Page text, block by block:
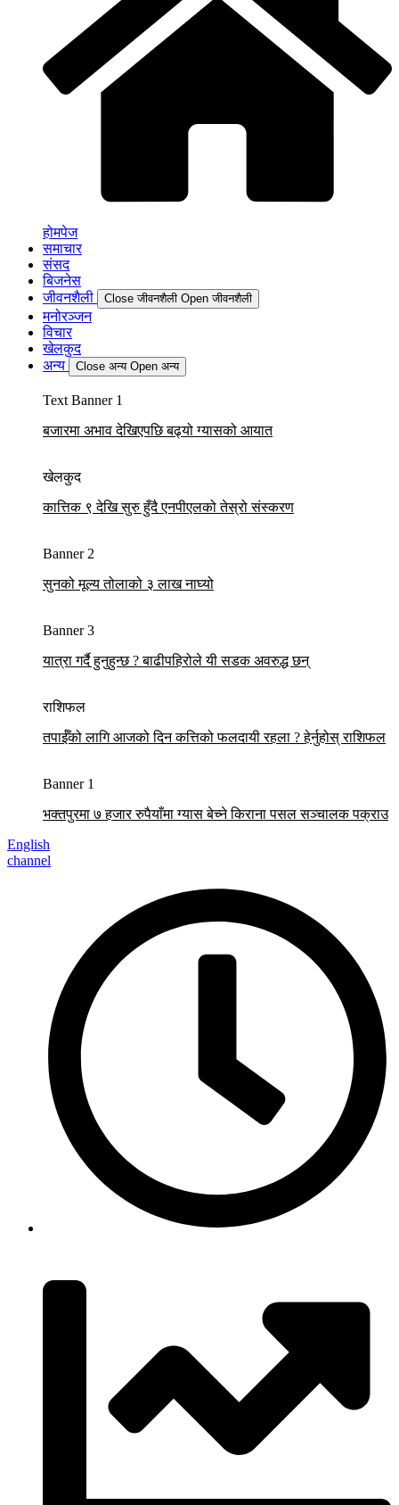
होमपेज
समाचार
संसद
बिजनेस
जीवनशैली
Close जीवनशैली Open जीवनशैली
मनोरञ्जन
विचार
खेलकुद
अन्य
Close अन्य Open अन्य
Text Banner 1
बजारमा अभाव देखिएपछि बढ्यो ग्यासको आयात
खेलकुद
कात्तिक ९ देखि सुरु हुँदै एनपीएलको तेस्रो संस्करण
Banner 2
सुनको मूल्य तोलाको ३ लाख नाघ्यो
Banner 3
यात्रा गर्दै हुनुहुन्छ ? बाढीपहिरोले यी सडक अवरुद्ध छन्
राशिफल
तपाईँको लागि आजको दिन कत्तिको फलदायी रहला ? हेर्नुहोस् राशिफल
Banner 1
भक्तपुरमा ७ हजार रुपैयाँमा ग्यास बेच्ने किराना पसल सञ्चालक पक्राउ
English
channel